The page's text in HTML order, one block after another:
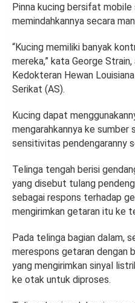
Pinna kucing bersifat
memindahkannya secara
“Kucing memiliki banyak
mereka,” kata George
Kedokteran Hewan
Serikat (AS).
Kucing dapat
mengarahkannya ke sumber
sensitivitas pendengaranny
Telinga tengah berisi
yang disebut tulang
sebagai respons terhadap
mengirimkan getaran itu ke
Pada telinga bagian dalam,
merespons getaran dengan
yang mengirimkan sinyal
ke otak untuk diproses.